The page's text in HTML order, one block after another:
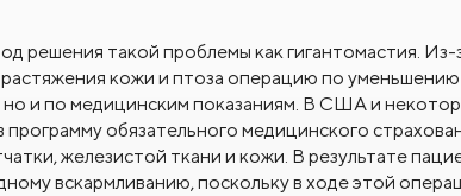
решения такой проблемы как гигантомастия. Из-
кожи и птоза операцию по
и по медицинским показаниям. В США и
обязательного медицинского
железистой ткани и кожи. В результате
вскармливанию, поскольку в ходе этой